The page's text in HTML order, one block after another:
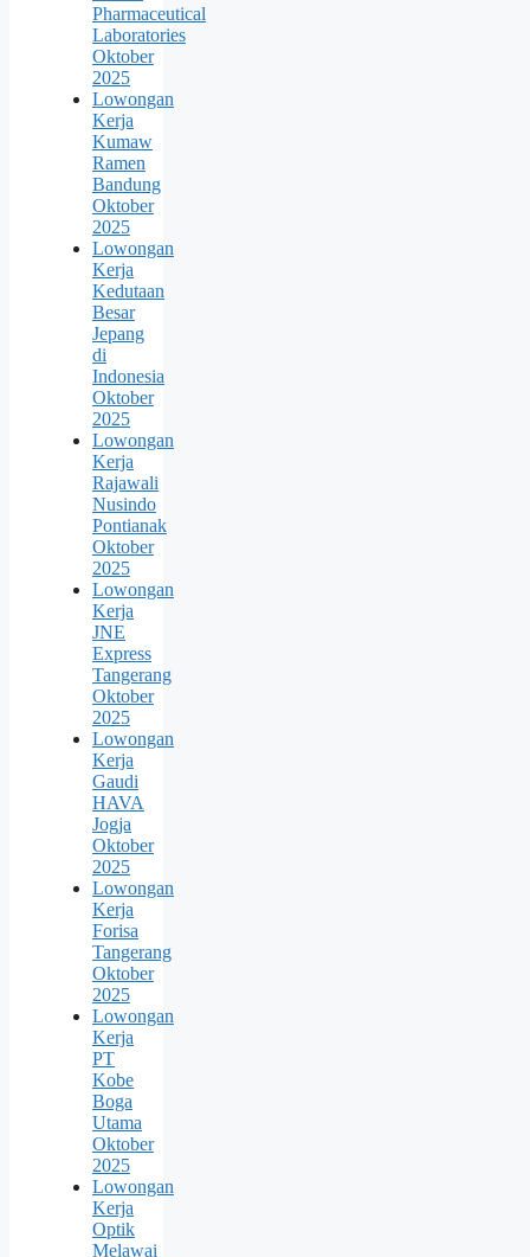
Pharmaceutical
Laboratories
Oktober
2025
Lowongan
Kerja
Kumaw
Ramen
Bandung
Oktober
2025
Lowongan
Kerja
Kedutaan
Besar
Jepang
di
Indonesia
Oktober
2025
Lowongan
Kerja
Rajawali
Nusindo
Pontianak
Oktober
2025
Lowongan
Kerja
JNE
Express
Tangerang
Oktober
2025
Lowongan
Kerja
Gaudi
HAVA
Jogja
Oktober
2025
Lowongan
Kerja
Forisa
Tangerang
Oktober
2025
Lowongan
Kerja
PT
Kobe
Boga
Utama
Oktober
2025
Lowongan
Kerja
Optik
Melawai